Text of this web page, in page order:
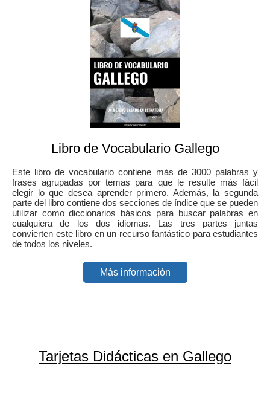
Libro de Vocabulario Gallego
Este libro de vocabulario contiene más de 3000 palabras y
frases agrupadas por temas para que le resulte más fácil
elegir lo que desea aprender primero. Además, la segunda
parte del libro contiene dos secciones de índice que se pueden
utilizar como diccionarios básicos para buscar palabras en
cualquiera de los dos idiomas. Las tres partes juntas
convierten este libro en un recurso fantástico para estudiantes
de todos los niveles.
Más información
Tarjetas Didácticas en Gallego